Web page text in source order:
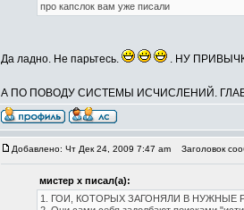
про капслок вам уже писали
Да ладно. Не парьтесь. . НУ
А ПО ПОВОДУ СИСТЕМЫ ИСЧИСЛЕНИЙ.
Добавлено: Чт Дек 24, 2009 7:47 am Заголовок
мистер х писал(а):
1. ГОИ, КОТОРЫХ ЗАГОНЯЛИ В НУЖНЫЕ